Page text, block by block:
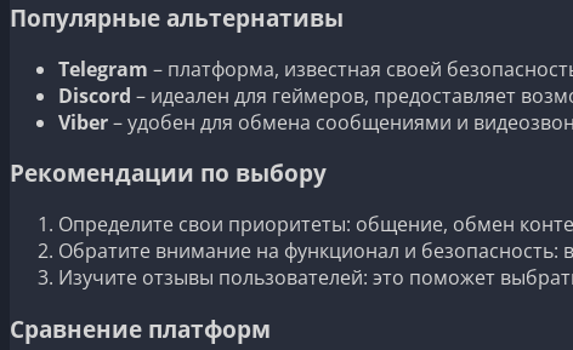
Популярные альтернативы
Telegram – платформа, известная своей
Discord – идеален для геймеров, предоставляет
Viber– удобен для обмена сообщениями и
Рекомендации по выбору
Определите свои приоритеты: общение, обмен
Обратите внимание на функционал и
Изучите отзывы пользователей: это поможет
Сравнение платформ